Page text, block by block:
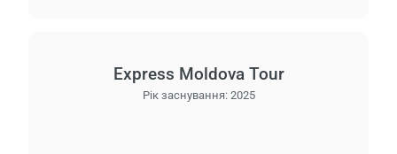
Express Moldova Tour
Рік заснування: 2025